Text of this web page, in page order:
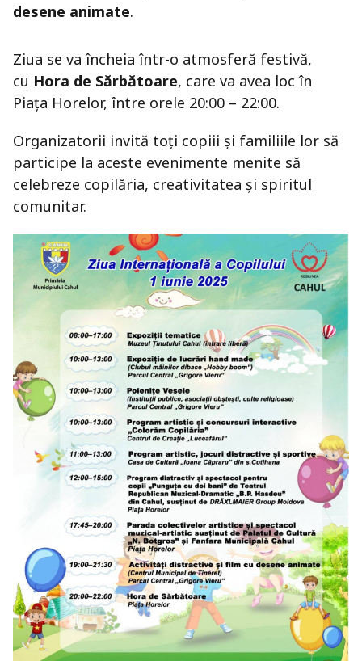
desene animate.
Ziua se va încheia într-o atmosferă festivă,
cu Hora de Sărbătoare, care va avea loc în
Piața Horelor, între orele 20:00 – 22:00.
Organizatorii invită toți copiii și familiile lor să
participe la aceste evenimente menite să
celebreze copilăria, creativitatea și spiritul
comunitar.